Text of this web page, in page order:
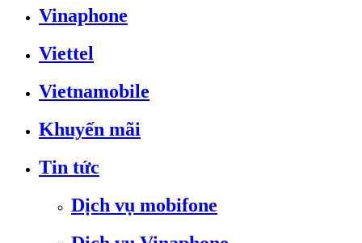
Vinaphone
Viettel
Vietnamobile
Khuyến mãi
Tin tức
Dịch vụ mobifone